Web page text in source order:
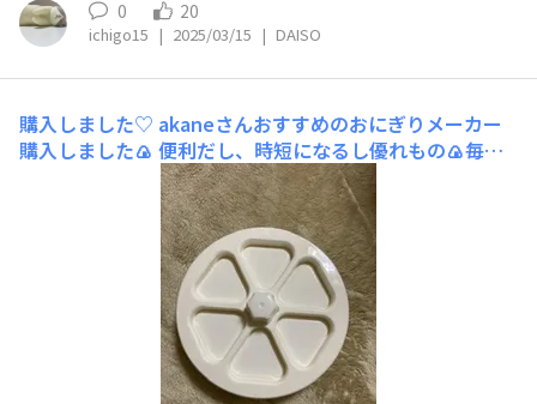
0 20
ichigo15 | 2025/03/15 | DAISO
購入しました♡ akaneさんおすすめのおにぎりメーカー
購入しました🍙 便利だし、時短になるし優れもの🍙毎朝
愛用しています♪